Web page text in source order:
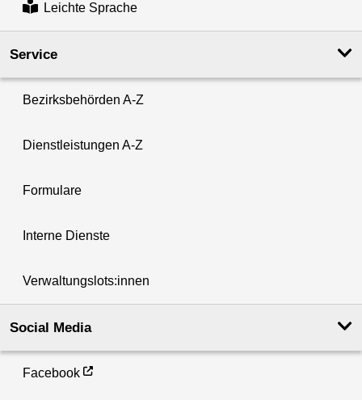
Leichte Sprache
Service
Bezirksbehörden A-Z
Dienstleistungen A-Z
Formulare
Interne Dienste
Verwaltungslots:innen
Social Media
Facebook